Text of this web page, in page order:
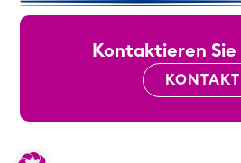
Kontaktieren Sie
KONTAKT